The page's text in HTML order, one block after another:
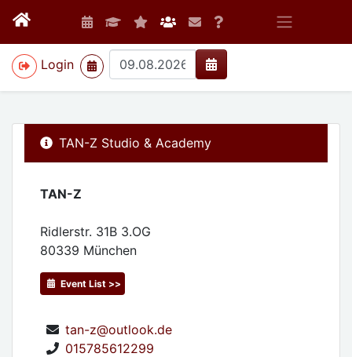
Login
>
TAN-Z Studio & Academy
TAN-Z
Ridlerstr. 31B 3.OG
80339 München
Event List >>
tan-z@outlook.de
015785612299